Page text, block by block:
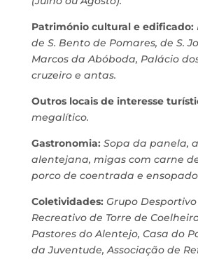
Património cultural e edificado:
de S. Bento de Pomares, de S.
Marcos da Abóboda, Palácio
cruzeiro e antas.
Outros locais de interesse
megalítico.
Gastronomia: Sopa da panela,
alentejana, migas com carne
porco de coentrada e
Coletividades: Grupo
Recreativo de Torre de
Pastores do Alentejo, Casa do
da Juventude, Associação de